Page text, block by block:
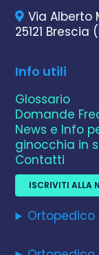
Via Alberto
25121 Brescia
Info utili
Glossario
Domande
News e Info
ginocchia in
Contatti
ISCRIVITI ALLA
Ortopedico